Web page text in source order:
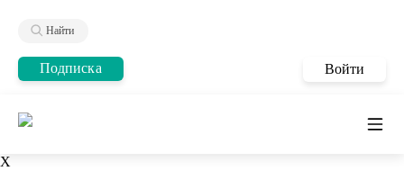
Найти
Подписка Войти
X